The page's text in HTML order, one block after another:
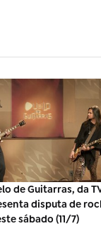
de Guitarras, da
disputa de
sábado (11/7)